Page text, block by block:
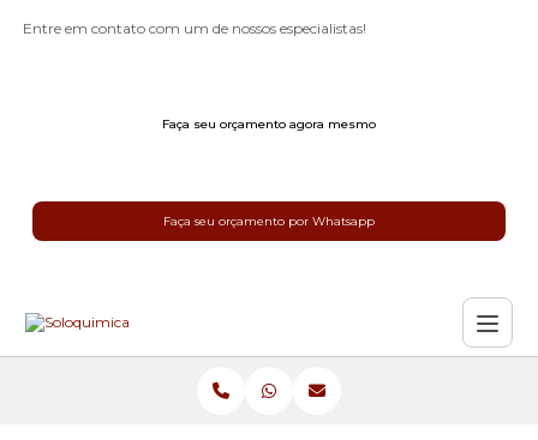
Entre em contato com um de nossos especialistas!
Faça seu orçamento agora mesmo
Faça seu orçamento por Whatsapp